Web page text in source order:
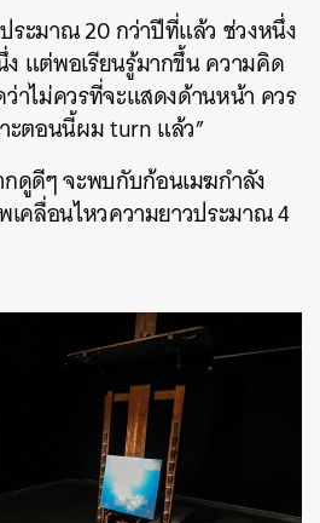
ระมาณ 20 กว่าปีที่แล้ว ช่วงหนึ่ง
แต่พอเรียนรู้มากขึ้น ความคิด
าไม่ควรที่จะแสดงด้านหน้า ควร
ะตอนนี้ผม turn แล้ว”
ดูดีๆ จะพบกับก้อนเมฆกำลัง
เคลื่อนไหวความยาวประมาณ 4